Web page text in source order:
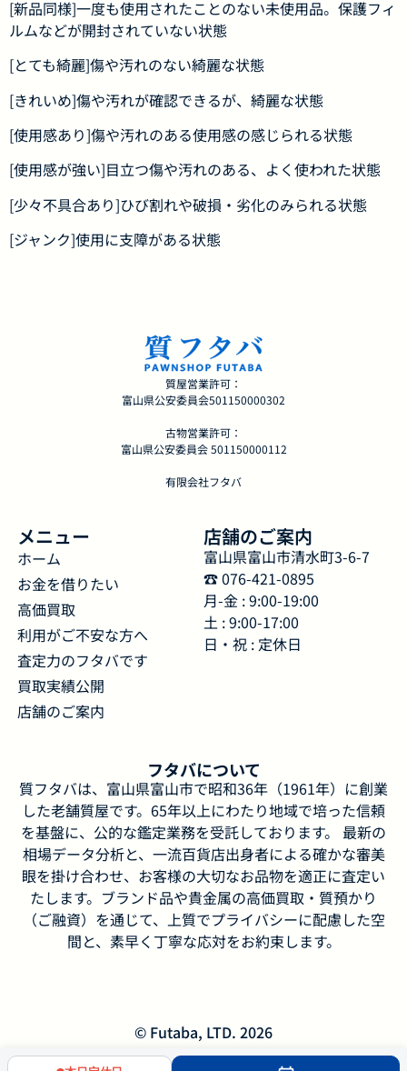
[新品同様]一度も使用されたことのない未使用品。保護フィ
ルムなどが開封されていない状態
[とても綺麗]傷や汚れのない綺麗な状態
[きれいめ]傷や汚れが確認できるが、綺麗な状態
[使用感あり]傷や汚れのある使用感の感じられる状態
[使用感が強い]目立つ傷や汚れのある、よく使われた状態
[少々不具合あり]ひび割れや破損・劣化のみられる状態
[ジャンク]使用に支障がある状態
質屋営業許可：
富山県公安委員会501150000302
古物営業許可：
富山県公安委員会 501150000112
有限会社フタバ
メニュー
ホーム
お金を借りたい
高価買取
利用がご不安な方へ
査定力のフタバです
買取実績公開
店舗のご案内
店舗のご案内
富山県富山市清水町3-6-7
☎︎ 076-421-0895
月-金 : 9:00-19:00
土 : 9:00-17:00
日・祝 : 定休日
フタバについて
質フタバは、富山県富山市で昭和36年（1961年）に創業
した老舗質屋です。65年以上にわたり地域で培った信頼
を基盤に、公的な鑑定業務を受託しております。 最新の
相場データ分析と、一流百貨店出身者による確かな審美
眼を掛け合わせ、お客様の大切なお品物を適正に査定い
たします。ブランド品や貴金属の高価買取・質預かり
（ご融資）を通じて、上質でプライバシーに配慮した空
間と、素早く丁寧な応対をお約束します。
© Futaba, LTD. 2026